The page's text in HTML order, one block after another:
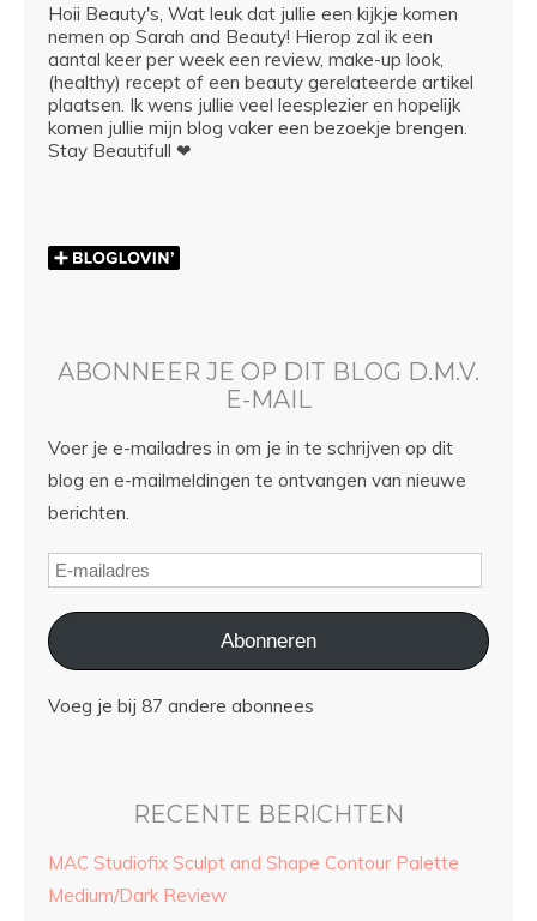
Hoii Beauty's, Wat leuk dat jullie een kijkje komen
nemen op Sarah and Beauty! Hierop zal ik een
aantal keer per week een review, make-up look,
(healthy) recept of een beauty gerelateerde artikel
plaatsen. Ik wens jullie veel leesplezier en hopelijk
komen jullie mijn blog vaker een bezoekje brengen.
Stay Beautifull ❤
ABONNEER JE OP DIT BLOG D.M.V.
E-MAIL
Voer je e-mailadres in om je in te schrijven op dit
blog en e-mailmeldingen te ontvangen van nieuwe
berichten.
Abonneren
Voeg je bij 87 andere abonnees
RECENTE BERICHTEN
MAC Studiofix Sculpt and Shape Contour Palette
Medium/Dark Review